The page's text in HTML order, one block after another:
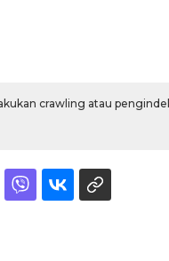
crawling atau